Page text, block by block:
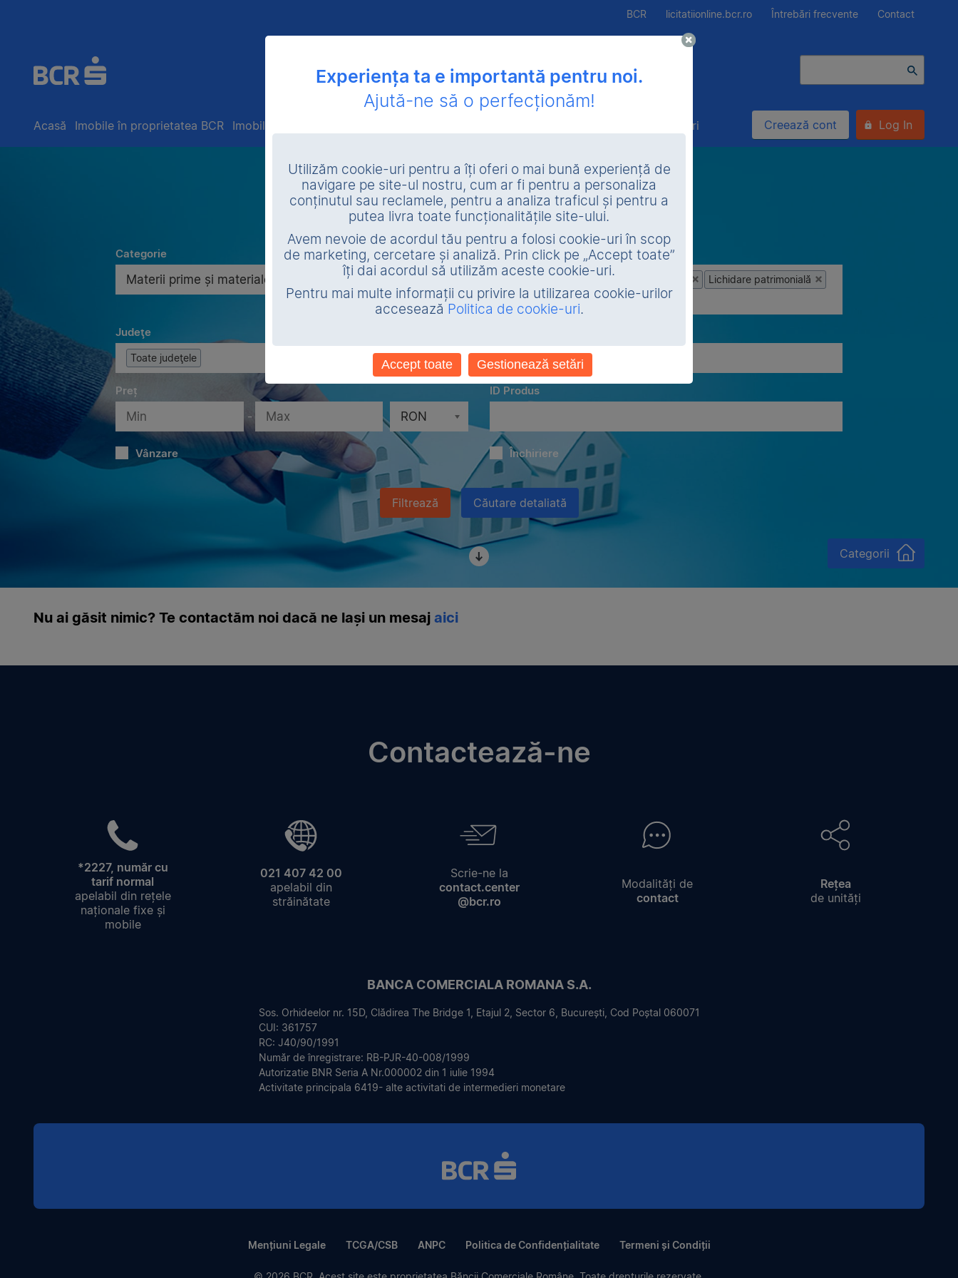
BCR licitatiionline.bcr.ro Întrebări frecvente Contact
Acasă Imobile în proprietatea BCR Imobile în executare Alte bunuri Creează cont Log In
Caută
Categorie
Materii prime și materiale
Stadiu garanție
Executare silită În proprietatea BCR
Lichidare patrimonială
Vânzare voluntară
Judeţe
Toate judeţele Toate localităţile
Preț
- RON
ID Produs
Vânzare Închiriere
Filtrează Căutare detaliată
Categorii
Nu ai găsit nimic? Te contactăm noi dacă ne lași un mesaj aici
Contactează-ne
*2227, număr cu
tarif normal
apelabil din rețele
naționale fixe și
mobile
021 407 42 00
apelabil din
străinătate
Scrie-ne la
contact.center
@bcr.ro
Modalități de
contact
Rețea
de unități
BANCA COMERCIALA ROMANA S.A.
Sos. Orhideelor nr. 15D, Clădirea The Bridge 1, Etajul 2, Sector 6, București, Cod Poștal 060071
CUI: 361757
RC: J40/90/1991
Număr de înregistrare: RB-PJR-40-008/1999
Autorizatie BNR Seria A Nr.000002 din 1 iulie 1994
Activitate principala 6419- alte activitati de intermedieri monetare
Mențiuni Legale TCGA/CSB ANPC Politica de Confidențialitate Termeni și Condiții
Experiența ta e importantă pentru noi.
Ajută-ne să o perfecționăm!
Utilizăm cookie-uri pentru a îți oferi o mai bună experiență de
navigare pe site-ul nostru, cum ar fi pentru a personaliza
conținutul sau reclamele, pentru a analiza traficul și pentru a
putea livra toate funcționalitățile site-ului.
Avem nevoie de acordul tău pentru a folosi cookie-uri în scop
de marketing, cercetare și analiză. Prin click pe „Accept toate”
îți dai acordul să utilizăm aceste cookie-uri.
Pentru mai multe informații cu privire la utilizarea cookie-urilor
accesează Politica de cookie-uri.
Accept toate Gestionează setări